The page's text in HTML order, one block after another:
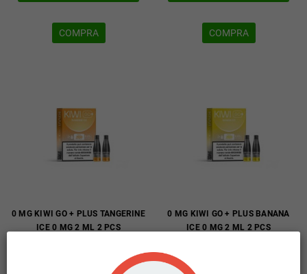
COMPRA COMPRA
0 MG KIWI GO + PLUS TANGERINE
ICE 0 MG 2 ML 2 PCS
0 MG KIWI GO + PLUS BANANA
ICE 0 MG 2 ML 2 PCS